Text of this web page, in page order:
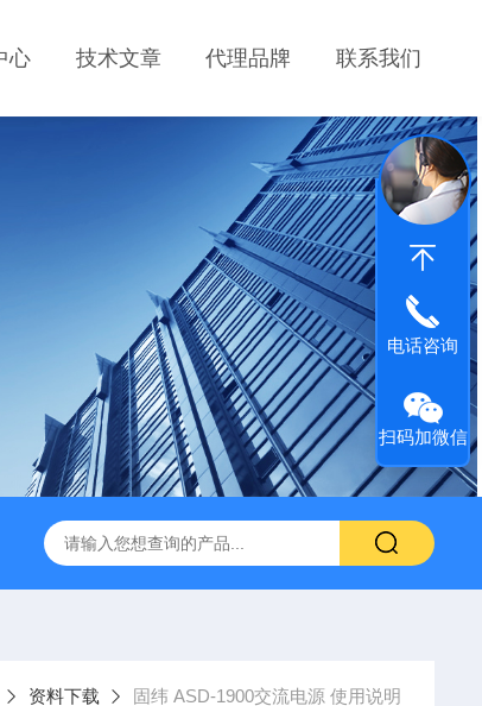
心 技术文章 代理品牌 联系我们
交流电源 固纬 GSP-730 频谱分析仪 艾睿光电
资料下载 固纬 ASD-1900交流电源 使用说明
电话咨询
扫码加微信